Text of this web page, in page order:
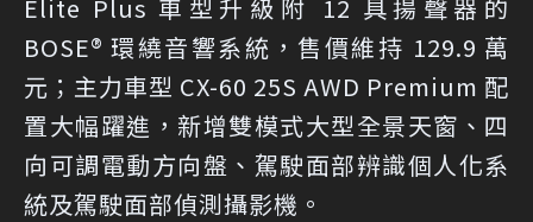
Elite Plus 車型升級附 12 具揚聲器的
BOSE® 環繞音響系統，售價維持 129.9 萬
元；主力車型 CX-60 25S AWD Premium 配
置大幅躍進，新增雙模式大型全景天窗、四
向可調電動方向盤、駕駛面部辨識個人化系
統及駕駛面部偵測攝影機。